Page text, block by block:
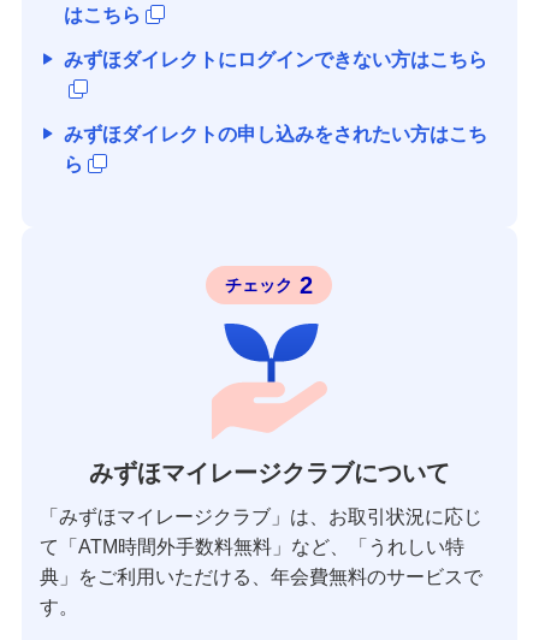
はこちら
みずほダイレクトにログインできない方はこちら
みずほダイレクトの申し込みをされたい方はこち
ら
チェック 2
みずほマイレージクラブについて
「みずほマイレージクラブ」は、お取引状況に応じ
て「ATM時間外手数料無料」など、「うれしい特
典」をご利用いただける、年会費無料のサービスで
す。